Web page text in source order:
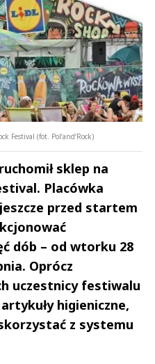
Festival (fot. Pol‘and‘Rock)
sklep na
Placówka
przed startem
dób – od wtorku 28
Oprócz
uczestnicy festiwalu
higieniczne,
z systemu